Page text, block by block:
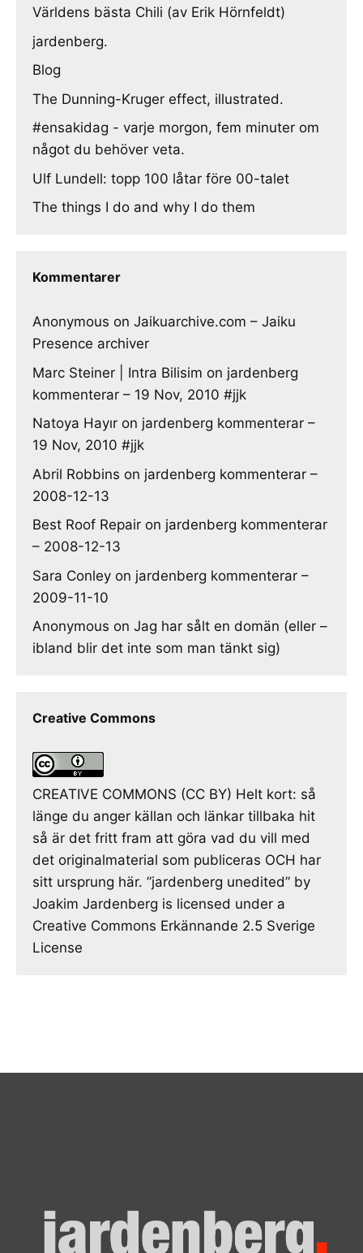
Världens bästa Chili (av Erik Hörnfeldt)
jardenberg.
Blog
The Dunning-Kruger effect, illustrated.
#ensakidag - varje morgon, fem minuter om
något du behöver veta.
Ulf Lundell: topp 100 låtar före 00-talet
The things I do and why I do them
Kommentarer
Anonymous on Jaikuarchive.com – Jaiku
Presence archiver
Marc Steiner | Intra Bilisim on jardenberg
kommenterar – 19 Nov, 2010 #jjk
Natoya Hayır on jardenberg kommenterar –
19 Nov, 2010 #jjk
Abril Robbins on jardenberg kommenterar –
2008-12-13
Best Roof Repair on jardenberg kommenterar
– 2008-12-13
Sara Conley on jardenberg kommenterar –
2009-11-10
Anonymous on Jag har sålt en domän (eller –
ibland blir det inte som man tänkt sig)
Creative Commons
CREATIVE COMMONS (CC BY) Helt kort: så
länge du anger källan och länkar tillbaka hit
så är det fritt fram att göra vad du vill med
det originalmaterial som publiceras OCH har
sitt ursprung här. ”jardenberg unedited” by
Joakim Jardenberg is licensed under a
Creative Commons Erkännande 2.5 Sverige
License